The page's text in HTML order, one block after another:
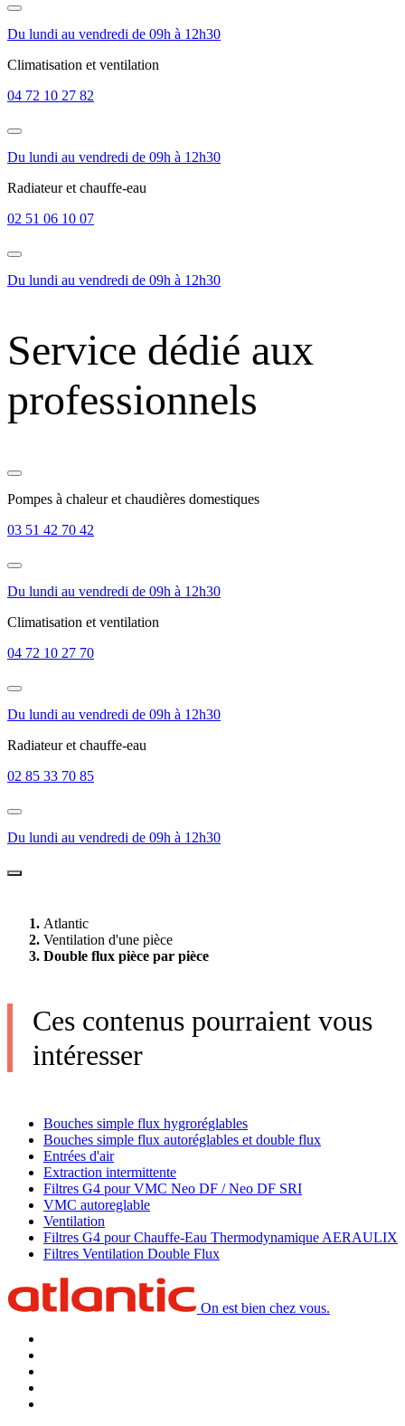
Du lundi au vendredi de 09h à 12h30
Climatisation et ventilation
04 72 10 27 82
Du lundi au vendredi de 09h à 12h30
Radiateur et chauffe-eau
02 51 06 10 07
Du lundi au vendredi de 09h à 12h30
Service dédié aux
professionnels
Pompes à chaleur et chaudières domestiques
03 51 42 70 42
Du lundi au vendredi de 09h à 12h30
Climatisation et ventilation
04 72 10 27 70
Du lundi au vendredi de 09h à 12h30
Radiateur et chauffe-eau
02 85 33 70 85
Du lundi au vendredi de 09h à 12h30
Atlantic
Ventilation d'une pièce
Double flux pièce par pièce
Ces contenus pourraient vous
intéresser
Bouches simple flux hygroréglables
Bouches simple flux autoréglables et double flux
Entrées d'air
Extraction intermittente
Filtres G4 pour VMC Neo DF / Neo DF SRI
VMC autoreglable
Ventilation
Filtres G4 pour Chauffe-Eau Thermodynamique AERAULIX
Filtres Ventilation Double Flux
On est bien chez vous.